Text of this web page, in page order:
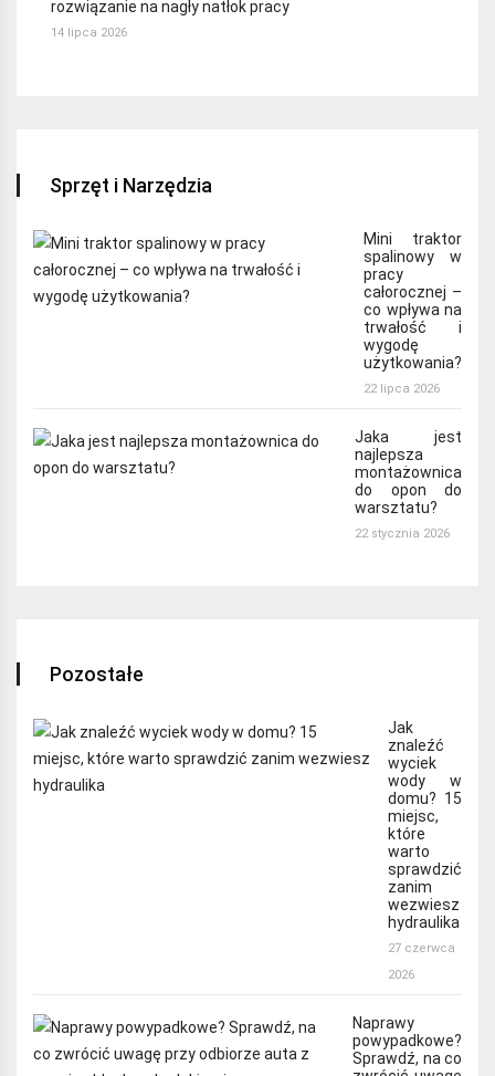
rozwiązanie na nagły natłok pracy
14 lipca 2026
Sprzęt i Narzędzia
Mini traktor
spalinowy w
pracy
całorocznej –
co wpływa na
trwałość i
wygodę
użytkowania?
22 lipca 2026
Jaka jest
najlepsza
montażownica
do opon do
warsztatu?
22 stycznia 2026
Pozostałe
Jak
znaleźć
wyciek
wody w
domu? 15
miejsc,
które
warto
sprawdzić
zanim
wezwiesz
hydraulika
27 czerwca
2026
Naprawy
powypadkowe?
Sprawdź, na co